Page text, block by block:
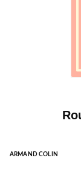
ARMAND COLIN